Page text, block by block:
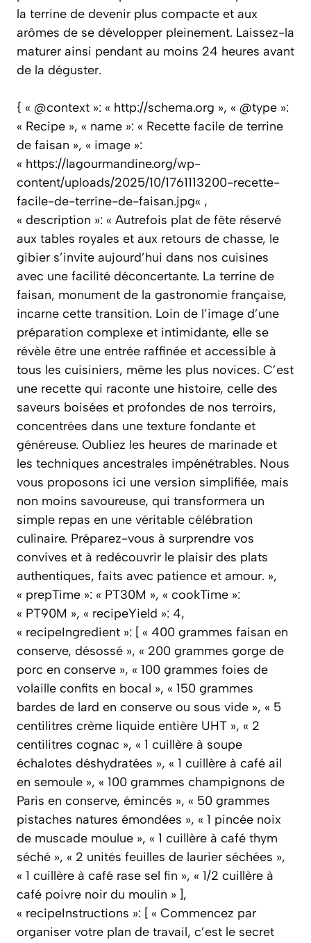
la terrine de devenir plus compacte et aux
arômes de se développer pleinement. Laissez-la
maturer ainsi pendant au moins 24 heures avant
de la déguster.
{ « @context »: « http://schema.org », « @type »:
« Recipe », « name »: « Recette facile de terrine
de faisan », « image »:
« https://lagourmandine.org/wp-
content/uploads/2025/10/1761113200-recette-
facile-de-terrine-de-faisan.jpg« ,
« description »: « Autrefois plat de fête réservé
aux tables royales et aux retours de chasse, le
gibier s’invite aujourd’hui dans nos cuisines
avec une facilité déconcertante. La terrine de
faisan, monument de la gastronomie française,
incarne cette transition. Loin de l’image d’une
préparation complexe et intimidante, elle se
révèle être une entrée raffinée et accessible à
tous les cuisiniers, même les plus novices. C’est
une recette qui raconte une histoire, celle des
saveurs boisées et profondes de nos terroirs,
concentrées dans une texture fondante et
généreuse. Oubliez les heures de marinade et
les techniques ancestrales impénétrables. Nous
vous proposons ici une version simplifiée, mais
non moins savoureuse, qui transformera un
simple repas en une véritable célébration
culinaire. Préparez-vous à surprendre vos
convives et à redécouvrir le plaisir des plats
authentiques, faits avec patience et amour. »,
« prepTime »: « PT30M », « cookTime »:
« PT90M », « recipeYield »: 4,
« recipeIngredient »: [ « 400 grammes faisan en
conserve, désossé », « 200 grammes gorge de
porc en conserve », « 100 grammes foies de
volaille confits en bocal », « 150 grammes
bardes de lard en conserve ou sous vide », « 5
centilitres crème liquide entière UHT », « 2
centilitres cognac », « 1 cuillère à soupe
échalotes déshydratées », « 1 cuillère à café ail
en semoule », « 100 grammes champignons de
Paris en conserve, émincés », « 50 grammes
pistaches natures émondées », « 1 pincée noix
de muscade moulue », « 1 cuillère à café thym
séché », « 2 unités feuilles de laurier séchées »,
« 1 cuillère à café rase sel fin », « 1/2 cuillère à
café poivre noir du moulin » ],
« recipeInstructions »: [ « Commencez par
organiser votre plan de travail, c’est le secret